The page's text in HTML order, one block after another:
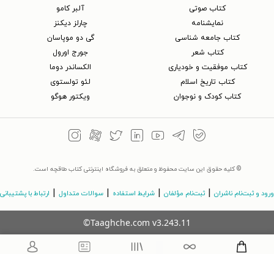
کتاب‌ صوتی
نمایشنامه
کتاب جامعه شناسی
کتاب شعر
کتاب موفقیت و خودیاری
کتاب تاریخ اسلام
کتاب کودک و نوجوان
آلبر کامو
چارلز دیکنز
گی دو موپاسان
جورج اورول
الکساندر دوما
لئو تولستوی
ویکتور هوگو
© کلیه حقوق این سایت محفوظ و متعلق به فروشگاه اینترنتی کتاب طاقچه است.
ورود و ثبت‌نام ناشران ثبت‌نام مؤلفان شرایط استفاده سوالات متداول ارتباط با پشتیبانی
©Taaghche.com v3.243.11